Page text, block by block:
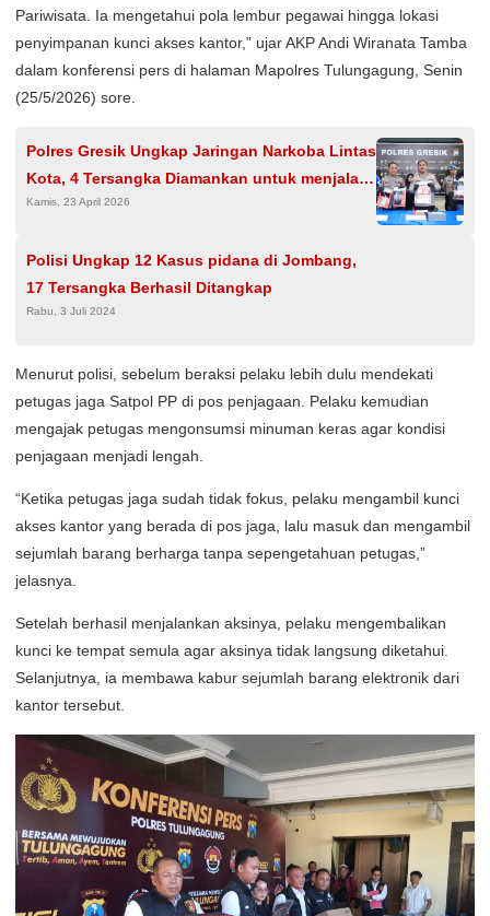
Pariwisata. Ia mengetahui pola lembur pegawai hingga lokasi
penyimpanan kunci akses kantor,” ujar AKP Andi Wiranata Tamba
dalam konferensi pers di halaman Mapolres Tulungagung, Senin
(25/5/2026) sore.
Polres Gresik Ungkap Jaringan Narkoba Lintas
Kota, 4 Tersangka Diamankan untuk menjalani
proses lebih lanjut
Kamis, 23 April 2026
Polisi Ungkap 12 Kasus pidana di Jombang,
17 Tersangka Berhasil Ditangkap
Rabu, 3 Juli 2024
Menurut polisi, sebelum beraksi pelaku lebih dulu mendekati
petugas jaga Satpol PP di pos penjagaan. Pelaku kemudian
mengajak petugas mengonsumsi minuman keras agar kondisi
penjagaan menjadi lengah.
“Ketika petugas jaga sudah tidak fokus, pelaku mengambil kunci
akses kantor yang berada di pos jaga, lalu masuk dan mengambil
sejumlah barang berharga tanpa sepengetahuan petugas,”
jelasnya.
Setelah berhasil menjalankan aksinya, pelaku mengembalikan
kunci ke tempat semula agar aksinya tidak langsung diketahui.
Selanjutnya, ia membawa kabur sejumlah barang elektronik dari
kantor tersebut.